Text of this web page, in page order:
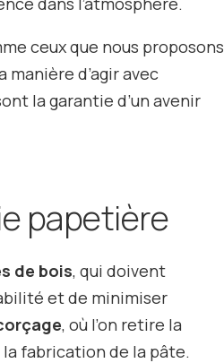
ceux que nous proposons
manière d’agir avec
la garantie d’un avenir
papetière
de bois, qui doivent
et de minimiser
, où l’on retire la
la fabrication de la pâte.